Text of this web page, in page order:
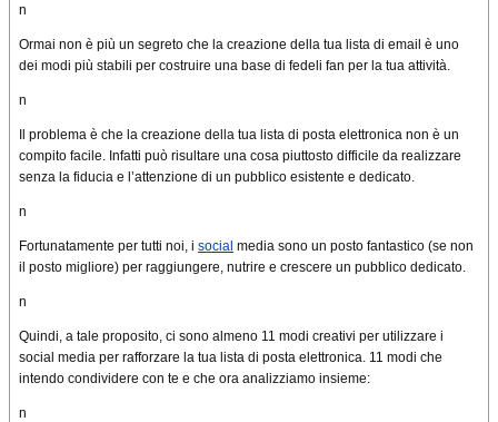
n
Ormai non è più un segreto che la creazione della tua lista di email è uno
dei modi più stabili per costruire una base di fedeli fan per la tua attività.
n
Il problema è che la creazione della tua lista di posta elettronica non è un
compito facile. Infatti può risultare una cosa piuttosto difficile da realizzare
senza la fiducia e l’attenzione di un pubblico esistente e dedicato.
n
Fortunatamente per tutti noi, i social media sono un posto fantastico (se non
il posto migliore) per raggiungere, nutrire e crescere un pubblico dedicato.
n
Quindi, a tale proposito, ci sono almeno 11 modi creativi per utilizzare i
social media per rafforzare la tua lista di posta elettronica. 11 modi che
intendo condividere con te e che ora analizziamo insieme:
n